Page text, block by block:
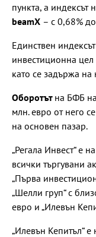
пункта, а индексът
beamX – с 0,68%
Единствен
инвестиционна цел
като се задържа
Оборотът на БФБ
млн. евро от него
на основен пазар.
„Регала Инвест“ е
всички търгувани
„Първа
„Шелли груп“ с
евро и „Илевън
„Илевън Кепитъл“ е